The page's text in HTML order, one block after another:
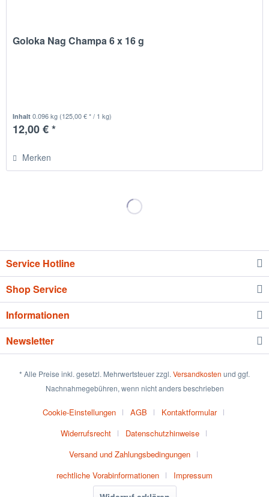
Goloka Nag Champa 6 x 16 g
Inhalt0.096 kg (125,00 € * / 1 kg)
12,00 € *
Merken
Service Hotline
Shop Service
Informationen
Newsletter
* Alle Preise inkl. gesetzl. Mehrwertsteuer zzgl. Versandkosten und ggf.
Nachnahmegebühren, wenn nicht anders beschrieben
Cookie-Einstellungen AGB
Kontaktformular
Widerrufsrecht
Datenschutzhinweise
Versand und Zahlungsbedingungen
rechtliche Vorabinformationen
Impressum